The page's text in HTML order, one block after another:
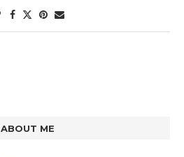
ABOUT ME